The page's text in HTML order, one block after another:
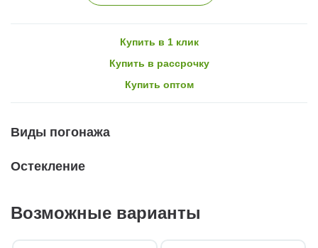
Купить в 1 клик
Купить в рассрочку
Купить оптом
Виды погонажа
Остекление
Возможные варианты